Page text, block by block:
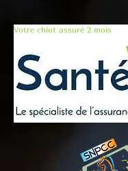
Votre chiot assuré 2 mois